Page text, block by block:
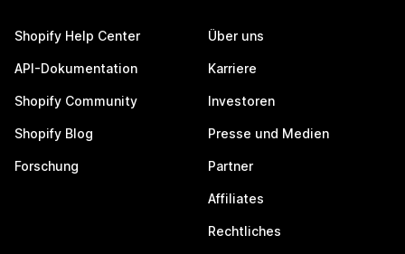
Shopify Help Center
API-Dokumentation
Shopify Community
Shopify Blog
Forschung
Über uns
Karriere
Investoren
Presse und Medien
Partner
Affiliates
Rechtliches